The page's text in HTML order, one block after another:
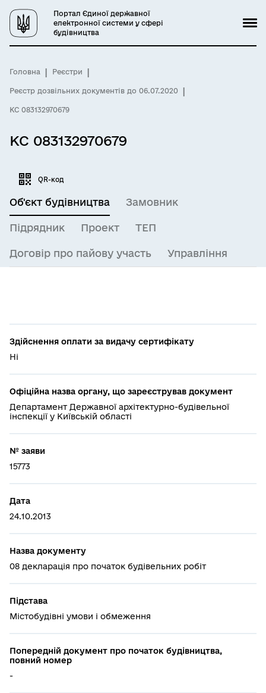
Портал Єдиної державної
електронної системи у сфері
будівництва
Головна Реєстри
Реєстр дозвільних документів до 06.07.2020
КС 083132970679
КС 083132970679
QR-код
Об'єкт будівництва Замовник
Підрядник Проект ТЕП
Договір про пайову участь Управління
Здійснення оплати за видачу сертифікату
Ні
Офіційна назва органу, що зареєстрував документ
Департамент Державної архітектурно-будівельної
інспекції у Київській області
№ заяви
15773
Дата
24.10.2013
Назва документу
08 декларація про початок будівельних робіт
Підстава
Містобудівні умови і обмеження
Попередній документ про початок будівництва,
повний номер
-